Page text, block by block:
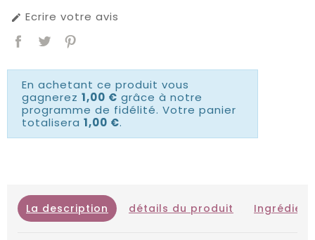
 Ecrire votre avis
En achetant ce produit vous
gagnerez 1,00 € grâce à notre
programme de fidélité. Votre panier
totalisera 1,00 €.
La description détails du produit